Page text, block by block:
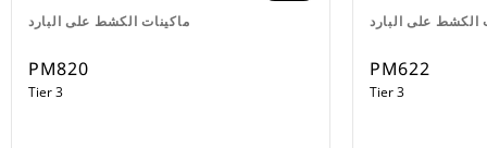
ماكينات الكشط على البارد
PM820
Tier 3
الكشط على البارد
PM622
Tier 3